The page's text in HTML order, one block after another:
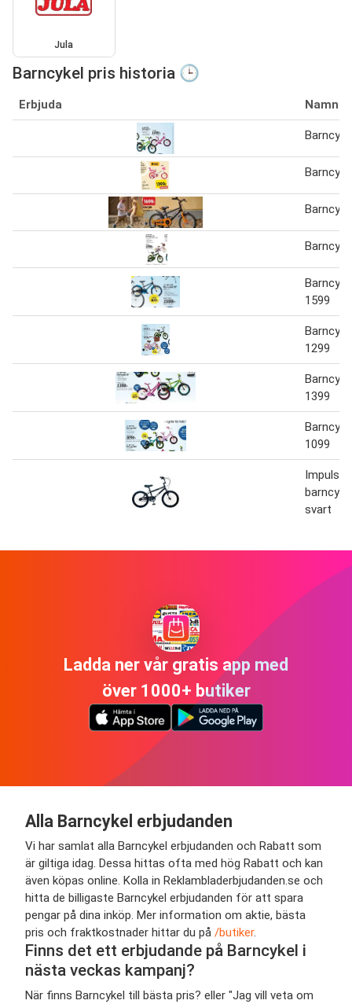
Jula
Barncykel pris historia 🕒
Erbjuda Namn
1599
1299
1399
1099
Impulse
svart
Ladda ner vår gratis app med
över 1000+ butiker
Alla Barncykel erbjudanden
Vi har samlat alla Barncykel erbjudanden och Rabatt som
är giltiga idag. Dessa hittas ofta med hög Rabatt och kan
även köpas online. Kolla in Reklambladerbjudanden.se och
hitta de billigaste Barncykel erbjudanden för att spara
pengar på dina inköp. Mer information om aktie, bästa
pris och fraktkostnader hittar du på /butiker.
Finns det ett erbjudande på Barncykel i
nästa veckas kampanj?
När finns Barncykel till bästa pris? eller "Jag vill veta om